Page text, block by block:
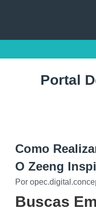
Portal
Como
O Zeeng
Por
Buscas